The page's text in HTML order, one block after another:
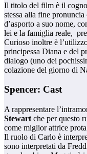
Il titolo del film è il
stessa alla fine
d’asporto a suo nome,
lei e la famiglia reale,
Curioso inoltre è
principessa Diana e del
dialogo (uno dei
colazione del giorno di
Spencer: Cast
A rappresentare
Stewart che per questo
come miglior attrice
Il ruolo di Carlo è
sono interpretati da